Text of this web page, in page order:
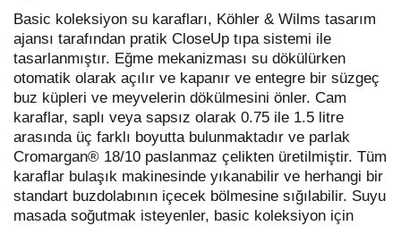
Basic koleksiyon su karafları, Köhler & Wilms tasarım
ajansı tarafından pratik CloseUp tıpa sistemi ile
tasarlanmıştır. Eğme mekanizması su dökülürken
otomatik olarak açılır ve kapanır ve entegre bir süzgeç
buz küpleri ve meyvelerin dökülmesini önler. Cam
karaflar, saplı veya sapsız olarak 0.75 ile 1.5 litre
arasında üç farklı boyutta bulunmaktadır ve parlak
Cromargan® 18/10 paslanmaz çelikten üretilmiştir. Tüm
karaflar bulaşık makinesinde yıkanabilir ve herhangi bir
standart buzdolabının içecek bölmesine sığılabilir. Suyu
masada soğutmak isteyenler, basic koleksiyon için